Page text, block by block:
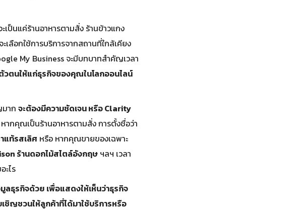
ป็นแค่ร้านอาหารตามสั่ง ร้านข้าวแกง
เลือกใช้การบริการจากสถานที่ใกล้เคียง
My Business จะมีบทบาทสำคัญเวลา
วตนให้แก่ธุรกิจของคุณในโลกออนไลน์
าก จะต้องมีความชัดเจน หรือClarity
หากคุณเป็นร้านอาหารตามสั่ง การตั้งชื่อว่า
แท้รสเลิศ หรือ หากคุณขายของเฉพาะ
ร้านดอกไม้สไตล์อังกฤษ ฯลฯ เวลา
ะไร
ลธุรกิจด้วย เพื่อแสดงให้เห็นว่าธุรกิจ
ชิญชวนให้ลูกค้าที่ได้มาใช้บริการหรือ